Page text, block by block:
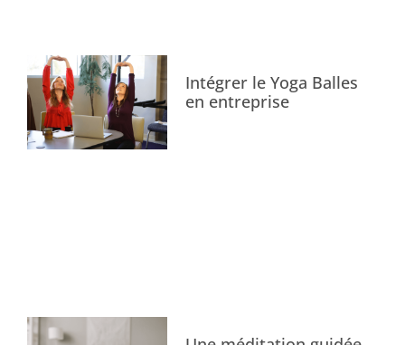
Intégrer le Yoga Balles
en entreprise